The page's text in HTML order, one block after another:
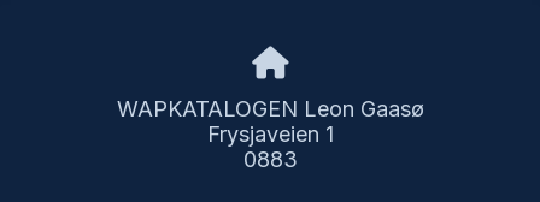
WAPKATALOGEN Leon Gaasø
Frysjaveien 1
0883